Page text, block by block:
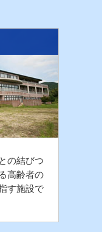
の結びつ
高齢者の
す施設で